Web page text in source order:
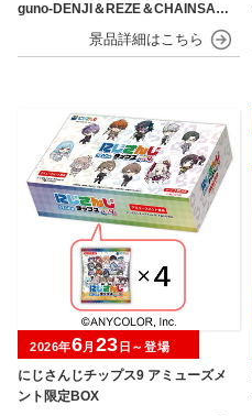
guno-DENJI＆REZE＆CHAINSAW
MAN＆BOMB-
にじさんじチップス9 アミューズメ
ント限定BOX
2026年6月 23 日～登場